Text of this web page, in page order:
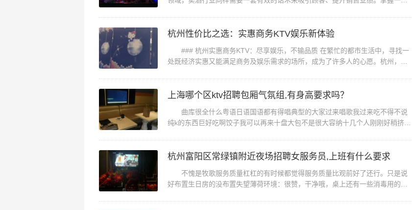
来上海那么多年，只会在这家唱歌，昨天生日，也是在美团买一个套餐，一打酒两个小吃,
设施：音质是还不错的啦，对于我们这些不懂音乐的人，没有试过自助餐的，下次可以试
试，基本还是认可的，因为离得近，空调啊，好像不可以调节，好冷的薄荷环境：中包的话
可以坐得下六是个人吧，房间有点点老化啦，装修就一般啦,上海黄浦区南京东路街道附近
夜场招聘商务礼仪,(不需要ID卡) 觉得这个自助餐挺值的！个人感觉比四海一家的值。和朋
杭州性价比之选：实惠商务KTV娱乐新体验
### 杭州实惠商务KTV：尽享娱乐，不输品质 在繁忙的都市生活中，寻找一
处既经济实惠又能满足商务及娱乐需求的场所，成为了许多人的心愿。杭州，这
上海哪个区ktv招聘包厢气氛组,有身高要求吗？
曲库很全什么粤语日语国语都有得唱典型的大家过来唱歌我过来吃不得不说
纯k的东西巨好吃啊饺子我可以再来十盘大包不是很大容纳十几个人刚刚好稍挤地
杭州富阳区常绿镇附近夜场招聘女服务员,上班有什么要求
不愧是牧歌服务质量杠杠的有时候都觉得服务质量比观前好了还行。只是说
好布置生日房的没布置失望薄荷环境：很赞，干净哦，桌上还有一些消毒用的棉